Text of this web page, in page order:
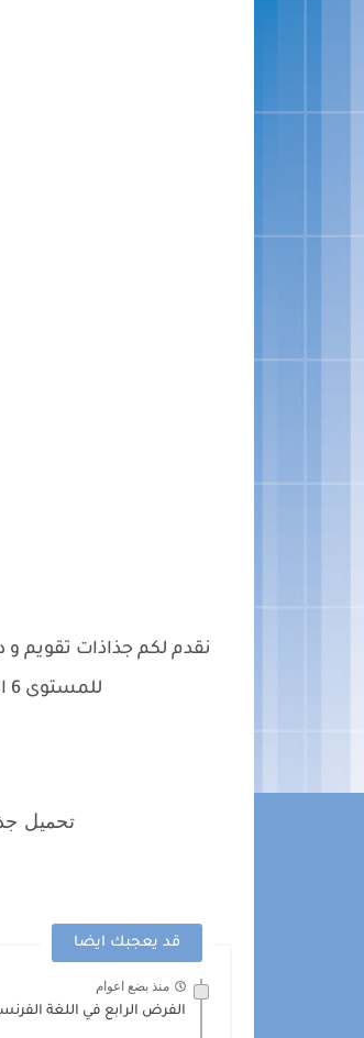
للمستوى 6 السادسة ابتدائي وفق المنهاج المنقح الجديد / طبعة 2020
تحميل
قد يعجبك ايضا
منذ بضع اعوام
الفرض الرابع في اللغة